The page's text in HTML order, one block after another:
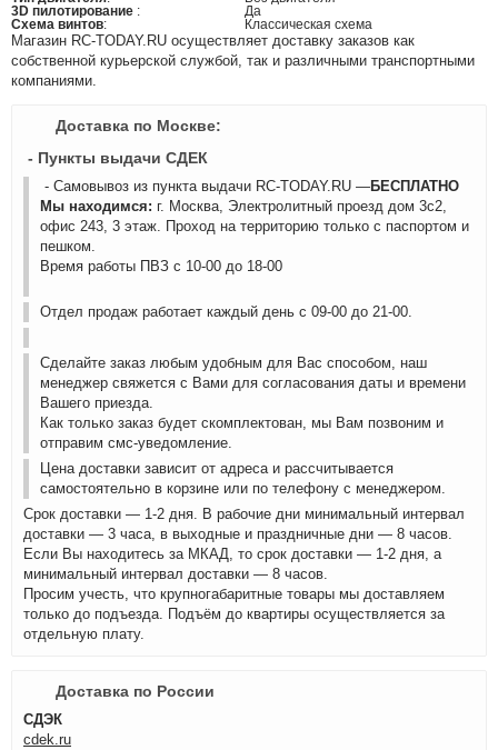
3D пилотирование :
Да
Схема винтов: Классическая схема
Магазин RC-TODAY.RU осуществляет доставку заказов как
собственной курьерской службой, так и различными транспортными
компаниями.
Доставка по Москве:
- Пункты выдачи СДЕК
- Самовывоз из пункта выдачи RC-TODAY.RU —БЕСПЛАТНО
Мы находимся: г. Москва, Электролитный проезд дом 3с2,
офис 243, 3 этаж. Проход на территорию только с паспортом и
пешком.
Время работы ПВЗ с 10-00 до 18-00
Отдел продаж работает каждый день с 09-00 до 21-00.
Сделайте заказ любым удобным для Вас способом, наш
менеджер свяжется с Вами для согласования даты и времени
Вашего приезда.
Как только заказ будет скомплектован, мы Вам позвоним и
отправим смс-уведомление.
Цена доставки зависит от адреса и рассчитывается
самостоятельно в корзине или по телефону с менеджером.
Срок доставки — 1-2 дня. В рабочие дни минимальный интервал
доставки — 3 часа, в выходные и праздничные дни — 8 часов.
Если Вы находитесь за МКАД, то срок доставки — 1-2 дня, а
минимальный интервал доставки — 8 часов.
Просим учесть, что крупногабаритные товары мы доставляем
только до подъезда. Подъём до квартиры осуществляется за
отдельную плату.
Доставка по России
СДЭК
cdek.ru